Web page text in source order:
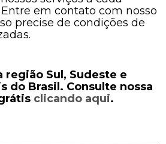
em contato com nosso
precise de condições de
região Sul, Sudeste e
do Brasil. Consulte nossa
clicando aqui.